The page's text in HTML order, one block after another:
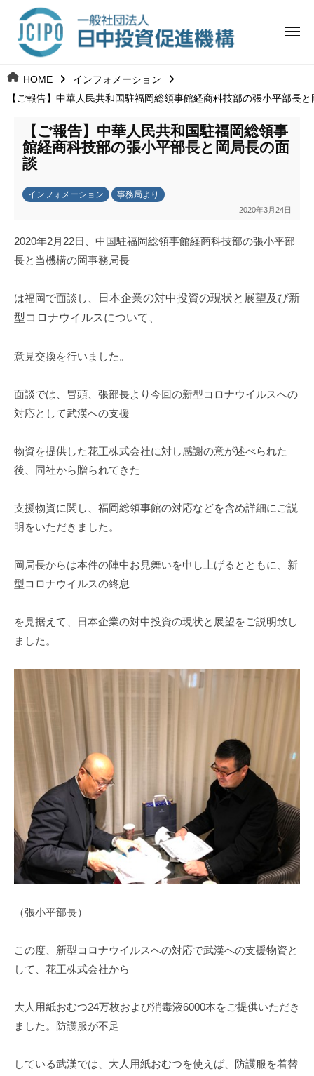
ツ 日
中
投
資
促
進
機
j
c
メ
HOME
インフォメーション
【ご報告】中華人民共和国駐福岡総領事館経商科技部の張小平部長
【ご報告】中華人民共和国駐福岡総領事
館経商科技部の張小平部長と岡局長の面
談
インフォメーション 事務局より
2020年3月24日
k
a
a
u
2020年2月22日、中国駐福岡総領事館経商科技部の張小平部
長と当機構の岡事務局長
は福岡で面談し、
日本企業の対中投資の現状と展望及び新
型コロナウイルスについて、
意見交換を行いました。
面談では、冒頭、張部長より今回の新型コロナウイルスへの
対応として武漢への支援
物資を提供した花王株式会社に対し感謝の意が述べられた
後、同社から贈られてきた
支援物資に関し、福岡総領事館の対応などを含め詳細にご説
明をいただきました。
岡局長からは本件の陣中お見舞いを申し上げるとともに、新
型コロナウイルスの終息
を見据えて、日本企業の対中投資の現状と展望をご説明致し
ました。
（張小平部長）
この度、新型コロナウイルスへの対応で武漢への支援物資と
して、花王株式会社から
大人用紙おむつ24万枚および消毒液6000本をご提供いただき
ました。防護服が不足
している武漢では、大人用紙おむつを使えば、防護服を着替
日
中
資
進
機
構